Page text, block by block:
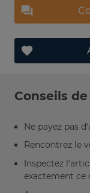
Conseils
Ne payez pas
Rencontrez le
Inspectez
exactement ce